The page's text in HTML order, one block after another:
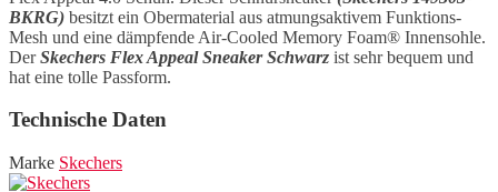
BKRG) besitzt ein Obermaterial aus atmungsaktivem Funktions-
Mesh und eine dämpfende Air-Cooled Memory Foam® Innensohle.
Der Skechers Flex Appeal Sneaker Schwarz ist sehr bequem und
hat eine tolle Passform.
Technische Daten
Marke Skechers